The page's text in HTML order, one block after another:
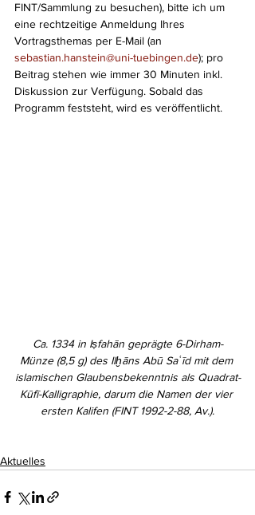
FINT/Sammlung zu besuchen), bitte ich um
eine rechtzeitige Anmeldung Ihres
Vortragsthemas per E-Mail (an
sebastian.hanstein@uni-tuebingen.de); pro
Beitrag stehen wie immer 30 Minuten inkl.
Diskussion zur Verfügung. Sobald das
Programm feststeht, wird es veröffentlicht.
Ca. 1334 in Iṣfahān geprägte 6-Dirham-
Münze (8,5 g) des Ilḫāns Abū Saʿīd mit dem
islamischen Glaubensbekenntnis als Quadrat-
Kūfī-Kalligraphie, darum die Namen der vier
ersten Kalifen (FINT 1992-2-88, Av.).
Aktuelles